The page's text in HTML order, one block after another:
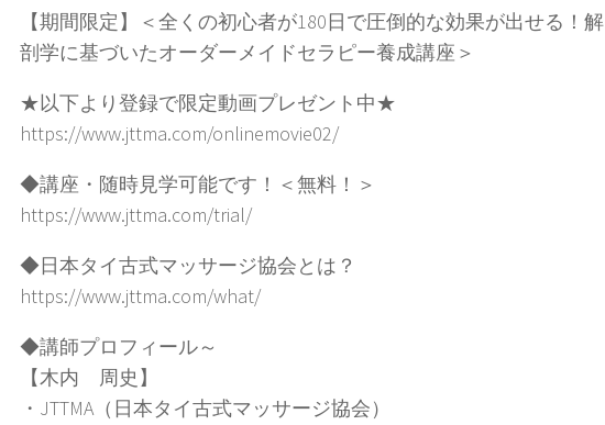
【期間限定】＜全くの初心者が180日で圧倒的な効果が出せる！解
剖学に基づいたオーダーメイドセラピー養成講座＞
★以下より登録で限定動画プレゼント中★
https://www.jttma.com/onlinemovie02/
◆講座・随時見学可能です！＜無料！＞
https://www.jttma.com/trial/
◆日本タイ古式マッサージ協会とは？
https://www.jttma.com/what/
◆講師プロフィール～
【木内 周史】
・JTTMA（日本タイ古式マッサージ協会）